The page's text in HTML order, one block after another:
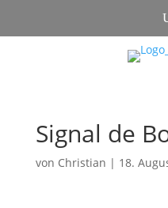
Signal de
von Christian | 18.